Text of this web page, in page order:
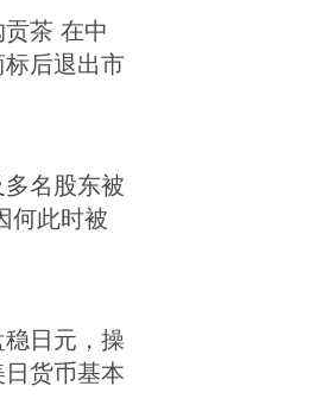
茶 在中
后退出市
多名股东被
何此时被
日元，操
货币基本